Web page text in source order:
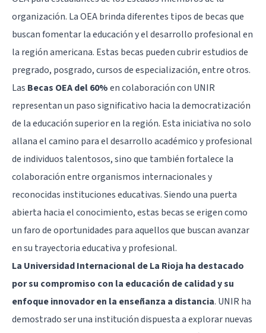
organización. La OEA brinda diferentes tipos de becas que
buscan fomentar la educación y el desarrollo profesional en
la región americana. Estas becas pueden cubrir estudios de
pregrado, posgrado, cursos de especialización, entre otros.
Las Becas OEA del 60%en colaboración con UNIR
representan un paso significativo hacia la democratización
de la educación superior en la región. Esta iniciativa no solo
allana el camino para el desarrollo académico y profesional
de individuos talentosos, sino que también fortalece la
colaboración entre organismos internacionales y
reconocidas instituciones educativas. Siendo una puerta
abierta hacia el conocimiento, estas becas se erigen como
un faro de oportunidades para aquellos que buscan avanzar
en su trayectoria educativa y profesional.
La Universidad Internacional de La Rioja ha destacado
por su compromiso con la educación de calidad y su
enfoque innovador en la enseñanza a distancia. UNIR ha
demostrado ser una institución dispuesta a explorar nuevas